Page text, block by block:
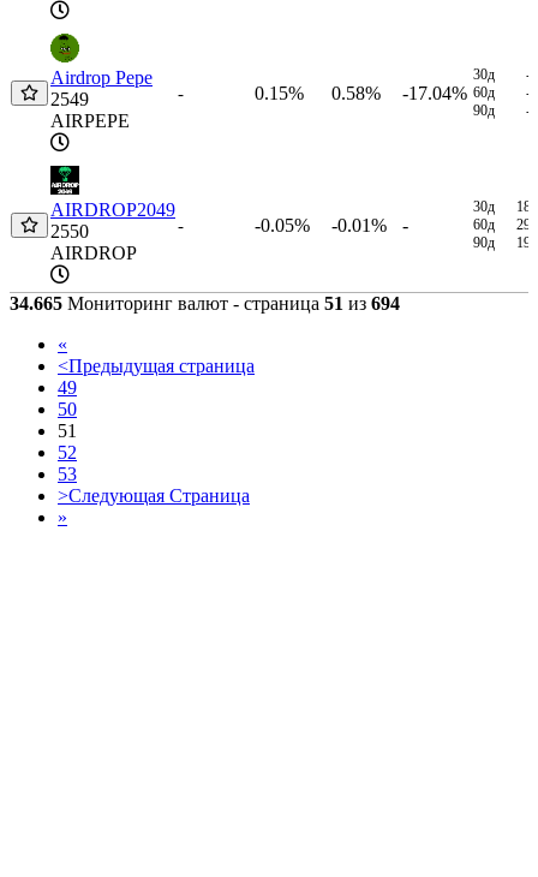
Airdrop Pepe
2549
AIRPEPE
- 0.15% 0.58% -17.04%
30д
-
60д
-
90д
-
AIRDROP2049
2550
AIRDROP
- -0.05% -0.01% -
30д
60д
90д
34.665 Мониторинг валют - страница 51 из 694
«
<Предыдущая страница
49
50
51
52
53
>Следующая Страница
»